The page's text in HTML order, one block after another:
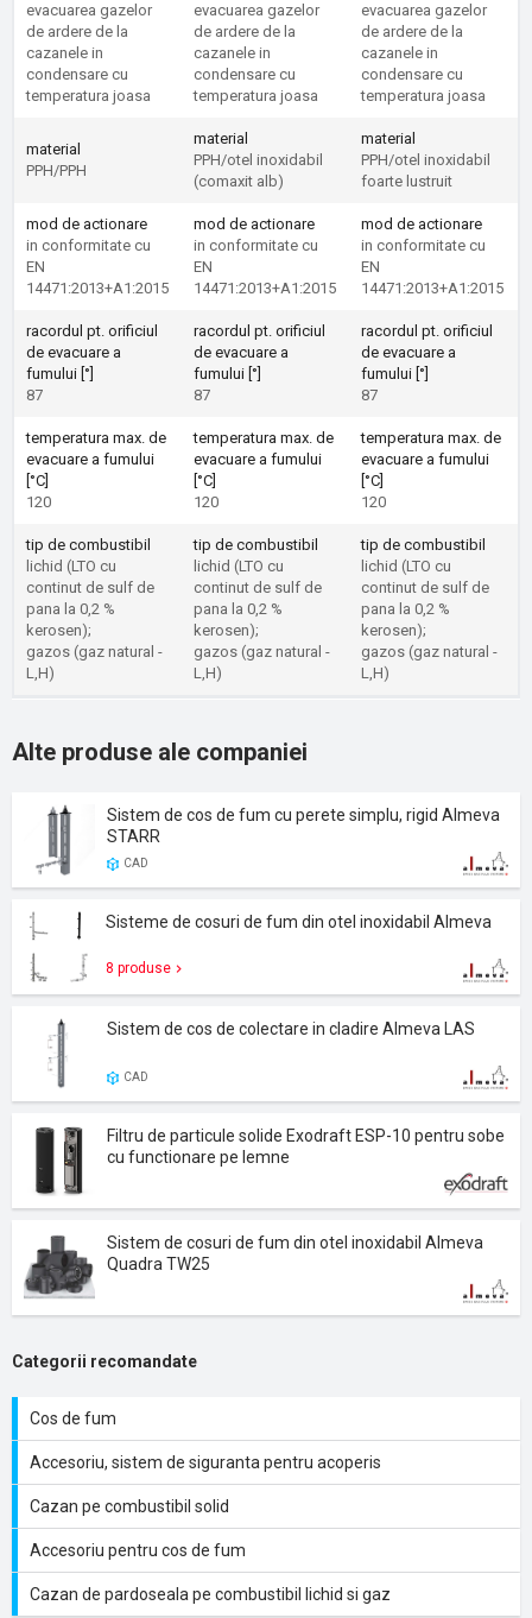
evacuarea gazelor
de ardere de la
cazanele in
condensare cu
temperatura joasa
evacuarea gazelor
de ardere de la
cazanele in
condensare cu
temperatura joasa
evacuarea gazelor
de ardere de la
cazanele in
condensare cu
temperatura joasa
material
PPH/PPH
material
PPH/otel inoxidabil
(comaxit alb)
material
PPH/otel inoxidabil
foarte lustruit
mod de actionare
in conformitate cu
EN
14471:2013+A1:2015
mod de actionare
in conformitate cu
EN
14471:2013+A1:2015
mod de actionare
in conformitate cu
EN
14471:2013+A1:2015
racordul pt. orificiul
de evacuare a
fumului [°]
87
racordul pt. orificiul
de evacuare a
fumului [°]
87
racordul pt. orificiul
de evacuare a
fumului [°]
87
temperatura max. de
evacuare a fumului
[°C]
120
temperatura max. de
evacuare a fumului
[°C]
120
temperatura max. de
evacuare a fumului
[°C]
120
tip de combustibil
lichid (LTO cu
continut de sulf de
pana la 0,2 %
kerosen);
gazos (gaz natural -
L,H)
tip de combustibil
lichid (LTO cu
continut de sulf de
pana la 0,2 %
kerosen);
gazos (gaz natural -
L,H)
tip de combustibil
lichid (LTO cu
continut de sulf de
pana la 0,2 %
kerosen);
gazos (gaz natural -
L,H)
Alte produse ale companiei
Sistem de cos de fum cu perete simplu, rigid Almeva
STARR
CAD
Sisteme de cosuri de fum din otel inoxidabil Almeva
8 produse
Sistem de cos de colectare in cladire Almeva LAS
CAD
Filtru de particule solide Exodraft ESP-10 pentru sobe
cu functionare pe lemne
Sistem de cosuri de fum din otel inoxidabil Almeva
Quadra TW25
Categorii recomandate
Cos de fum
Accesoriu, sistem de siguranta pentru acoperis
Cazan pe combustibil solid
Accesoriu pentru cos de fum
Cazan de pardoseala pe combustibil lichid si gaz